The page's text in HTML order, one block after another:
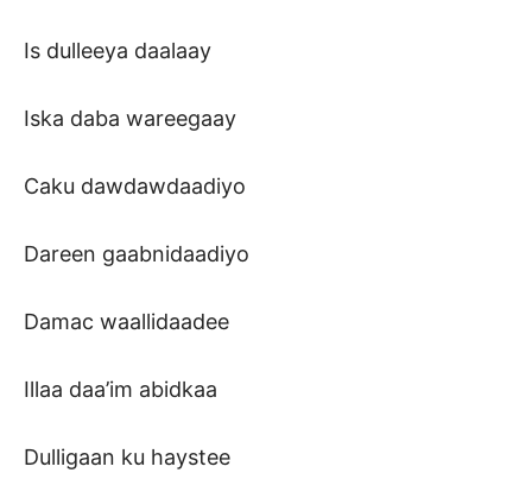
Is dulleeya daalaay
Iska daba wareegaay
Caku dawdawdaadiyo
Dareen gaabnidaadiyo
Damac waallidaadee
Illaa daa’im abidkaa
Dulligaan ku haystee